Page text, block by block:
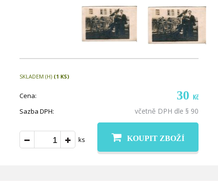
SKLADEM (H) (1 KS)
Cena: 30 Kč
Sazba DPH: včetně DPH dle § 90
ks KOUPIT ZBOŽÍ